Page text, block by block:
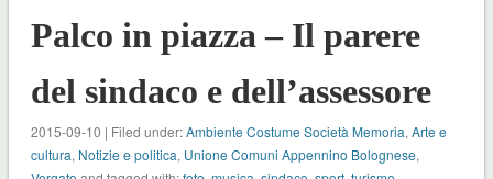
Palco in piazza – Il parere
del sindaco e dell’assessore
2015-09-10 | Filed under:Ambiente Costume Società Memoria, Arte e
cultura, Notizie e politica, Unione Comuni Appennino Bolognese,